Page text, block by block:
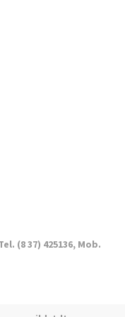
(8 37) 425136, Mob.